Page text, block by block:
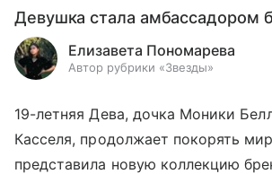
Девушка стала амбассадором
Елизавета Пономарева
Автор рубрики «Звезды»
19-летняя Дева, дочка Моники
Касселя, продолжает покорять
представила новую коллекцию